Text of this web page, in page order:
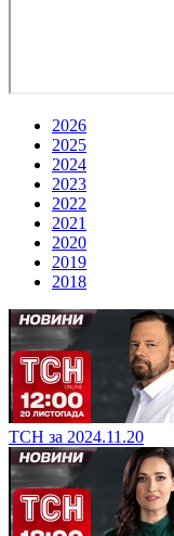
2026
2025
2024
2023
2022
2021
2020
2019
2018
ТСН за 2024.11.20